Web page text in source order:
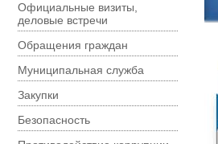
Официальные визиты,
деловые встречи
Обращения граждан
Муниципальная служба
Закупки
Безопасность